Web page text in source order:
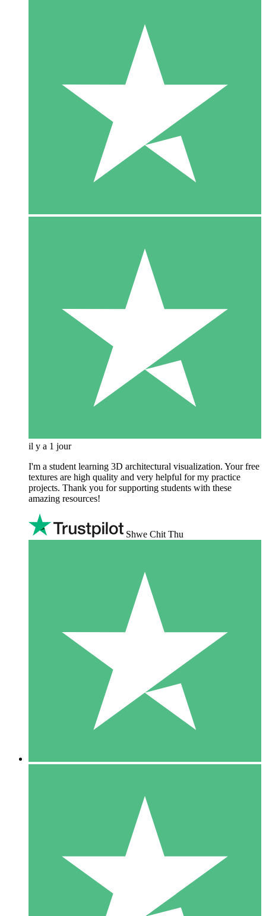
il y a 1 jour
I'm a student learning 3D architectural visualization. Your free
textures are high quality and very helpful for my practice
projects. Thank you for supporting students with these
amazing resources!
Shwe Chit Thu